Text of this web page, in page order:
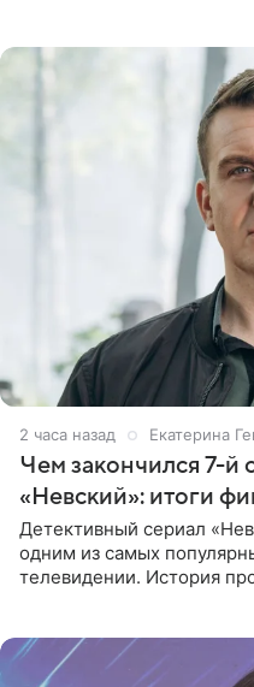
2 часа назад Екатерина
Чем закончился 7-й
«Невский»: итоги
Детективный сериал
одним из самых
телевидении. История